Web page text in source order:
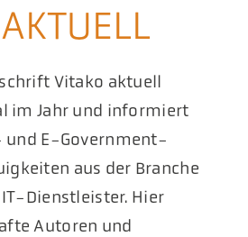
Vitako aktuell
im Jahr und informiert
und E-Government-
aus der Branche
Dienstleister. Hier
Autoren und